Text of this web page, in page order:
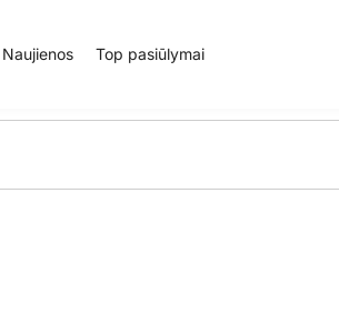
Naujienos Top pasiūlymai